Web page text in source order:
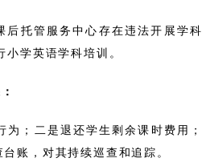
托管服务中心存在违法开展学科
学英语学科培训。
；二是退还学生剩余课时费用；
账，对其持续巡查和追踪。